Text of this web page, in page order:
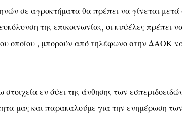
σε αγροκτήματα θα πρέπει να γίνεται μετά
της επικοινωνίας, οι κυψέλες πρέπει
οποίου , μπορούν από τηλέφωνο στην ΔΑΟΚ
εν όψει της άνθησης των
μας και παρακαλούμε για την ενημέρωση